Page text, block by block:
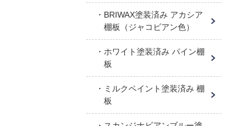
BRIWAX塗装済み アカシア
棚板（ジャコビアン色）
ホワイト塗装済み パイン棚
板
ミルクペイント塗装済み 棚
板